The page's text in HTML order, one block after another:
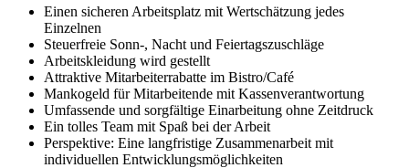
Einen sicheren Arbeitsplatz mit Wertschätzung jedes
Einzelnen
Steuerfreie Sonn-, Nacht und Feiertagszuschläge
Arbeitskleidung wird gestellt
Attraktive Mitarbeiterrabatte im Bistro/Café
Mankogeld für Mitarbeitende mit Kassenverantwortung
Umfassende und sorgfältige Einarbeitung ohne Zeitdruck
Ein tolles Team mit Spaß bei der Arbeit
Perspektive: Eine langfristige Zusammenarbeit mit
individuellen Entwicklungsmöglichkeiten